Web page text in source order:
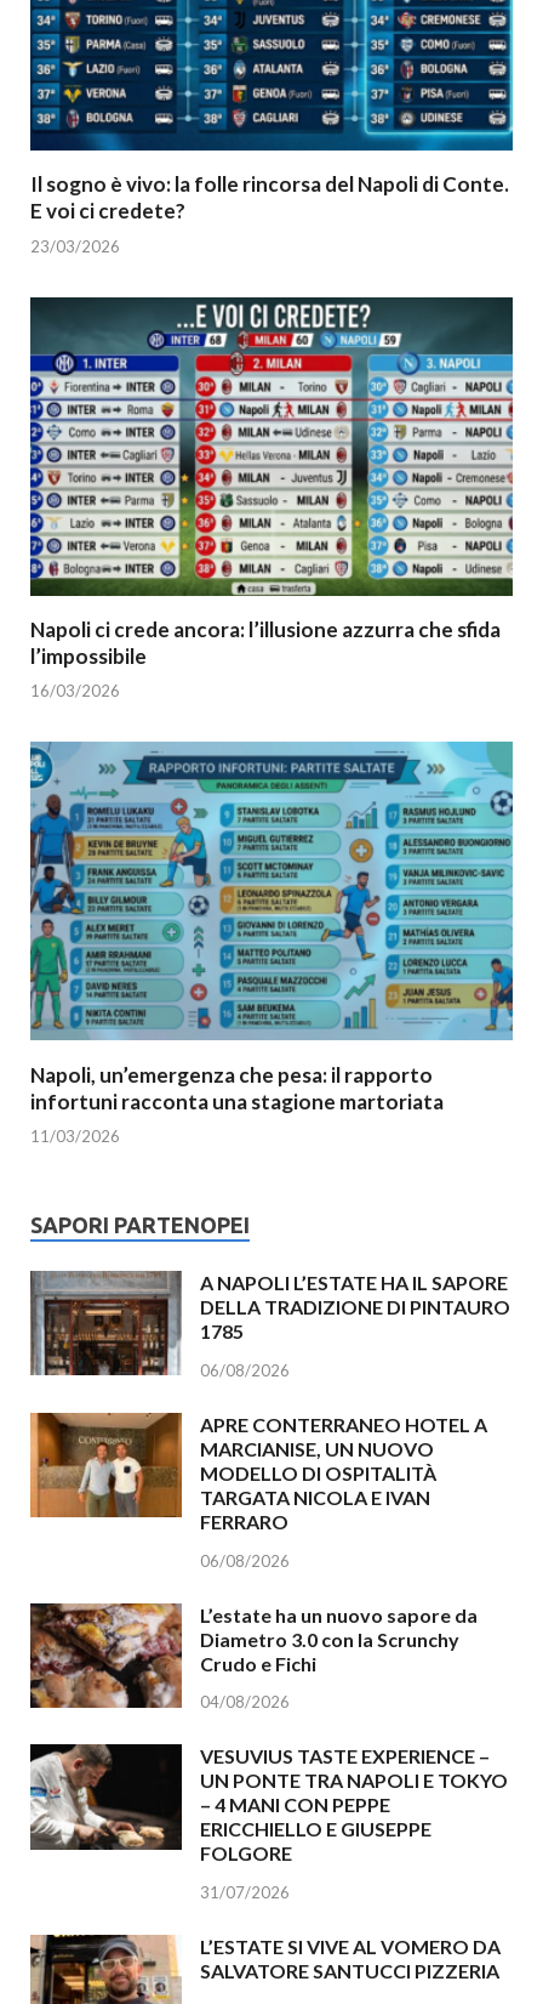
Il sogno è vivo: la folle rincorsa del Napoli di Conte.
E voi ci credete?
23/03/2026
Napoli ci crede ancora: l’illusione azzurra che sfida
l’impossibile
16/03/2026
Napoli, un’emergenza che pesa: il rapporto
infortuni racconta una stagione martoriata
11/03/2026
SAPORI PARTENOPEI
A NAPOLI L’ESTATE HA IL SAPORE
DELLA TRADIZIONE DI PINTAURO
1785
06/08/2026
APRE CONTERRANEO HOTEL A
MARCIANISE, UN NUOVO
MODELLO DI OSPITALITÀ
TARGATA NICOLA E IVAN
FERRARO
06/08/2026
L’estate ha un nuovo sapore da
Diametro 3.0 con la Scrunchy
Crudo e Fichi
04/08/2026
VESUVIUS TASTE EXPERIENCE –
UN PONTE TRA NAPOLI E TOKYO
– 4 MANI CON PEPPE
ERICCHIELLO E GIUSEPPE
FOLGORE
31/07/2026
L’ESTATE SI VIVE AL VOMERO DA
SALVATORE SANTUCCI PIZZERIA